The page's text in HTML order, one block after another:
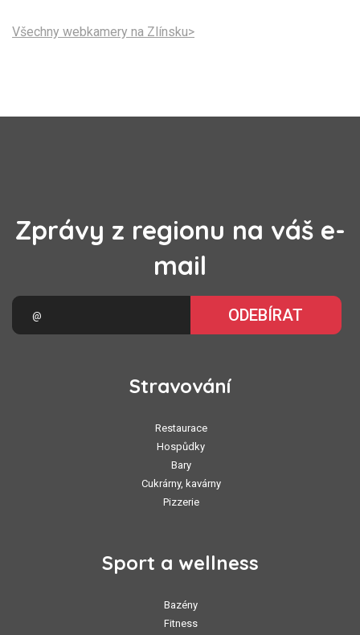
Všechny webkamery na Zlínsku>
Zprávy z regionu na váš e-
mail
ODEBÍRAT
Stravování
Restaurace
Hospůdky
Bary
Cukrárny, kavárny
Pizzerie
Sport a wellness
Bazény
Fitness